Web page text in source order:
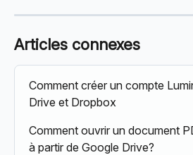
Articles connexes
Comment créer un compte
Drive et Dropbox
Comment ouvrir un document
à partir de Google Drive?